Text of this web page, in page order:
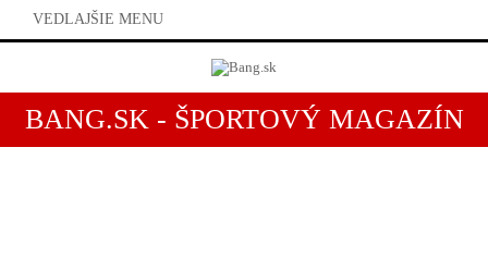
VEDLAJŠIE MENU
BANG.SK - ŠPORTOVÝ MAGAZÍN